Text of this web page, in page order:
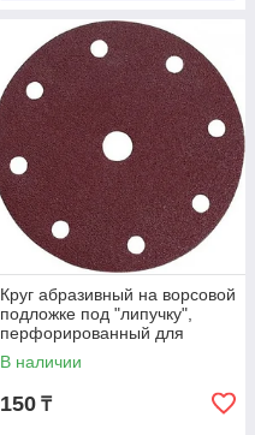
Круг абразивный на ворсовой
подложке под "липучку",
перфорированный для
ОШМ, 125мм, Р180, Matrix
В наличии
150 ₸